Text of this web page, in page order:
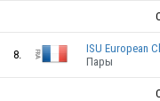
GER
8.
ISU European
Пары